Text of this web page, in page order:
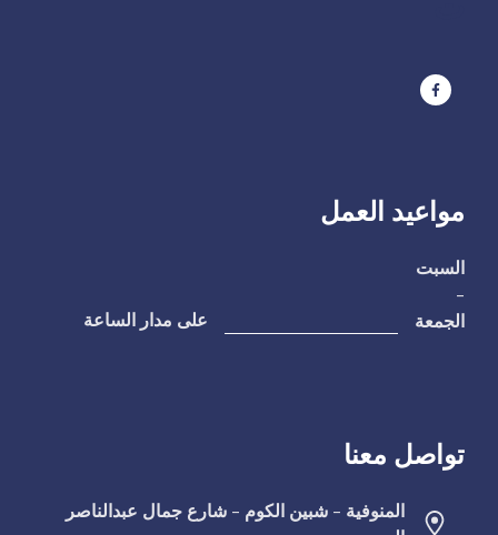
مواعيد العمل
السبت
-
الجمعة
على مدار الساعة
تواصل معنا
المنوفية - شبين الكوم - شارع جمال عبدالناصر